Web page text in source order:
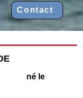
Contact